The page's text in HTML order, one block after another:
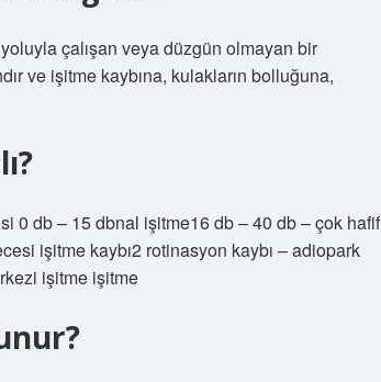
çalışan veya düzgün olmayan bir
ve işitme kaybına, kulakların bolluğuna,
0 db – 15 dbnal işitme16 db – 40 db – çok hafif
işitme kaybı2 rotinasyon kaybı – adiopark
işitme işitme